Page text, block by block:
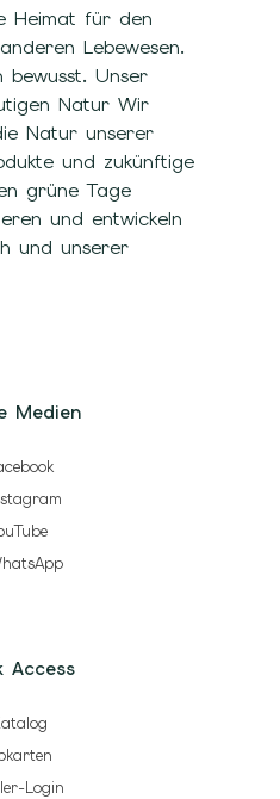
Heimat für den
Lebewesen.
bewusst. Unser
Natur Wir
Natur unserer
und zukünftige
grüne Tage
und entwickeln
und unserer
Medien
Access
Login